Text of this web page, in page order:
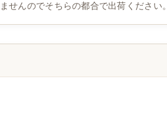
せんのでそちらの都合で出荷ください。